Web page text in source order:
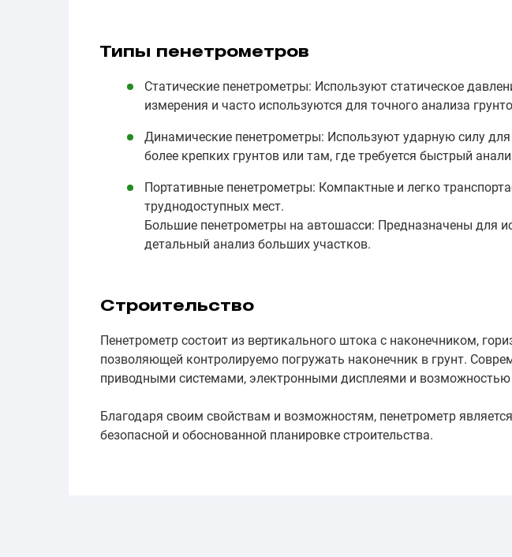
Типы пенетрометров
Статические пенетрометры: Используют статическое
измерения и часто используются для точного анализа
Динамические пенетрометры: Используют ударную силу
более крепких грунтов или там, где требуется быстрый
Портативные пенетрометры: Компактные и легко
труднодоступных мест.
Большие пенетрометры на автошасси: Предназначены для
детальный анализ больших участков.
Строительство
Пенетрометр состоит из вертикального штока с наконечником,
позволяющей контролируемо погружать наконечник в грунт.
приводными системами, электронными дисплеями и
Благодаря своим свойствам и возможностям, пенетрометр
безопасной и обоснованной планировке строительства.